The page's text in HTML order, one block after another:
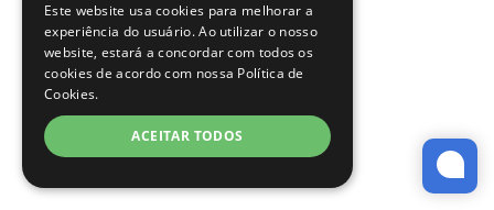
Este website usa cookies para melhorar a
experiência do usuário. Ao utilizar o nosso
website, estará a concordar com todos os
cookies de acordo com nossa Política de
Cookies.
ACEITAR TODOS